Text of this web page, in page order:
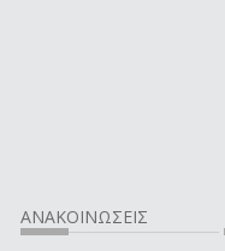
ΑΝΑΚΟΙΝΩΣΕΙΣ